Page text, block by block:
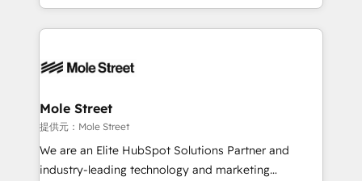
Technical Execution: ERP, EMR and Custom
Integrations; complex builds delivered in weeks, not
workflows; automation agents; process optimization
Healthcare: HIPAA implementations; secure data
workflows 💼 Financial Services: compliant
workflows; audit-ready reporting ⚖️ Legal: client
intake; pipeline and document workflows 🛒 E-
Mole Street
提供元：Mole Street
We are an Elite HubSpot Solutions Partner and
industry-leading technology and marketing